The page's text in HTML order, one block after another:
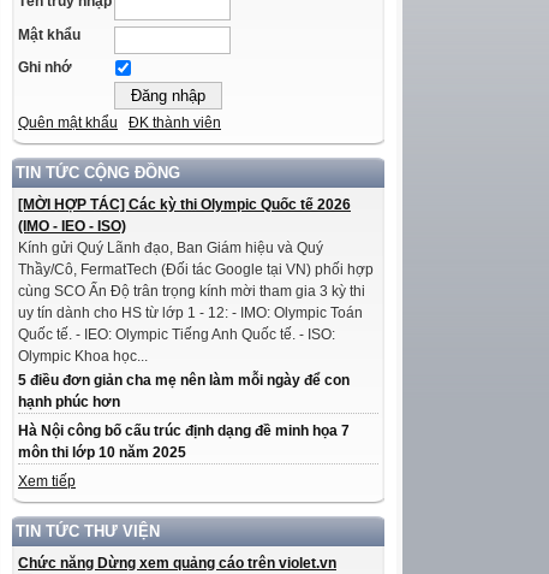
Mật khẩu
Ghi nhớ
Quên mật khẩu ĐK thành viên
TIN TỨC CỘNG ĐỒNG
[MỜI HỢP TÁC] Các kỳ thi Olympic Quốc tế 2026
(IMO - IEO - ISO)
Kính gửi Quý Lãnh đạo, Ban Giám hiệu và Quý
Thầy/Cô, FermatTech (Đối tác Google tại VN) phối hợp
cùng SCO Ấn Độ trân trọng kính mời tham gia 3 kỳ thi
uy tín dành cho HS từ lớp 1 - 12: - IMO: Olympic Toán
Quốc tế. - IEO: Olympic Tiếng Anh Quốc tế. - ISO:
Olympic Khoa học...
5 điều đơn giản cha mẹ nên làm mỗi ngày để con
hạnh phúc hơn
Hà Nội công bố cấu trúc định dạng đề minh họa 7
môn thi lớp 10 năm 2025
Xem tiếp
TIN TỨC THƯ VIỆN
Chức năng Dừng xem quảng cáo trên violet.vn